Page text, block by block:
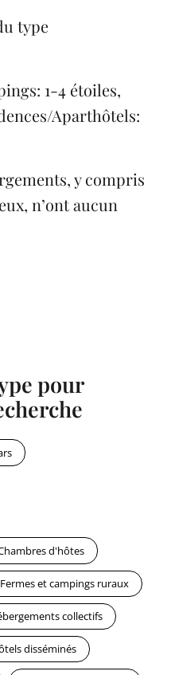
type
1-4 étoiles,
Aparthôtels:
y compris
n’ont aucun
pour
d'hôtes
Fermes et campings ruraux
collectifs
disséminés